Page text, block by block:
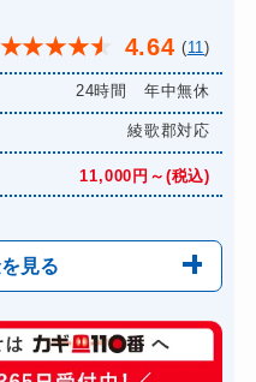
★★★★★ 4.64 (11)
24時間 年中無休
綾歌郡対応
11,000円～(税込)
見る
660円(税込)～